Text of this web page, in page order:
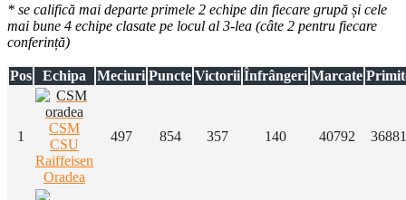
* se califică mai departe primele 2 echipe din fiecare grupă și cele
mai bune 4 echipe clasate pe locul al 3-lea (câte 2 pentru fiecare
conferință)
Pos Echipa Meciuri Puncte Victorii Înfrângeri Marcate
1
CSM
CSU
Raiffeisen
Oradea
497 854 357 140 40792 36881